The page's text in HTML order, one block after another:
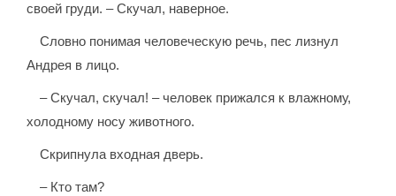
своей груди. – Скучал, наверное.
Словно понимая человеческую речь, пес лизнул
Андрея в лицо.
– Скучал, скучал! – человек прижался к влажному,
холодному носу животного.
Скрипнула входная дверь.
– Кто там?